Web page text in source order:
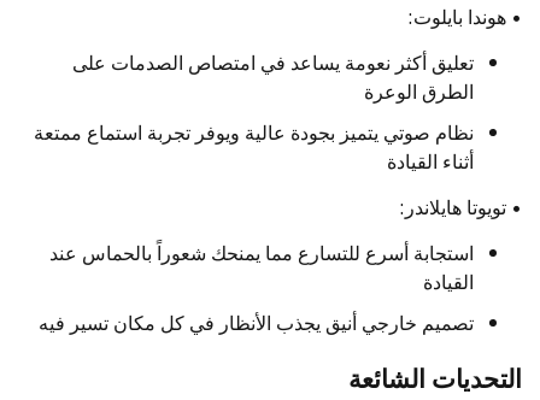
• هوندا بايلوت:
تعليق أكثر نعومة يساعد في امتصاص الصدمات على
الطرق الوعرة
نظام صوتي يتميز بجودة عالية ويوفر تجربة استماع ممتعة
أثناء القيادة
• تويوتا هايلاندر:
استجابة أسرع للتسارع مما يمنحك شعوراً بالحماس عند
القيادة
تصميم خارجي أنيق يجذب الأنظار في كل مكان تسير فيه
التحديات الشائعة